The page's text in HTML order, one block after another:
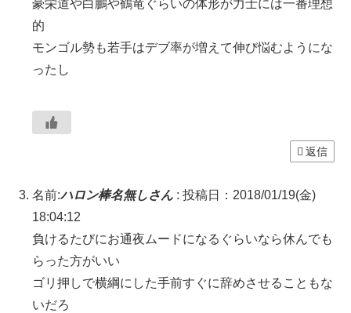
豪栄道や白鵬や鶴竜ぐらいの体形が力士には一番理想
的
モンゴル勢も若手はデブ率が増えて伸び悩むようにな
ったし
返信
名前:ハロン棒名無しさん : 投稿日：2018/01/19(金)
18:04:12
負けるたびにお通夜ムードになるぐらいなら休んでも
らった方がいい
ゴリ押しで横綱にした手前すぐに辞めさせることもな
いだろ